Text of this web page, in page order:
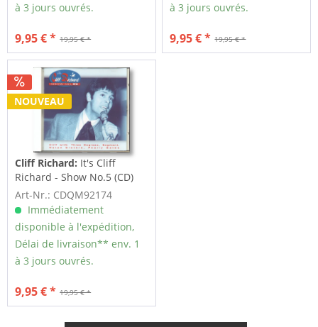
à 3 jours ouvrés.
19,95 € *
9,95 € *
à 3 jours ouvrés.
19,95 € *
9,95 € *
NOUVEAU
Cliff Richard: It's Cliff
Richard - Show No.5 (CD)
Art-Nr.: CDQM92174
Immédiatement
disponible à l'expédition,
Délai de livraison** env. 1
à 3 jours ouvrés.
19,95 € *
9,95 € *